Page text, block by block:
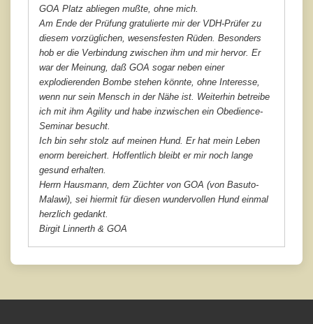
GOA Platz abliegen mußte, ohne mich.
Am Ende der Prüfung gratulierte mir der VDH-Prüfer zu
diesem vorzüglichen, wesensfesten Rüden. Besonders
hob er die Verbindung zwischen ihm und mir hervor. Er
war der Meinung, daß GOA sogar neben einer
explodierenden Bombe stehen könnte, ohne Interesse,
wenn nur sein Mensch in der Nähe ist. Weiterhin betreibe
ich mit ihm Agility und habe inzwischen ein Obedience-
Seminar besucht.
Ich bin sehr stolz auf meinen Hund. Er hat mein Leben
enorm bereichert. Hoffentlich bleibt er mir noch lange
gesund erhalten.
Herrn Hausmann, dem Züchter von GOA (von Basuto-
Malawi), sei hiermit für diesen wundervollen Hund einmal
herzlich gedankt.
Birgit Linnerth & GOA